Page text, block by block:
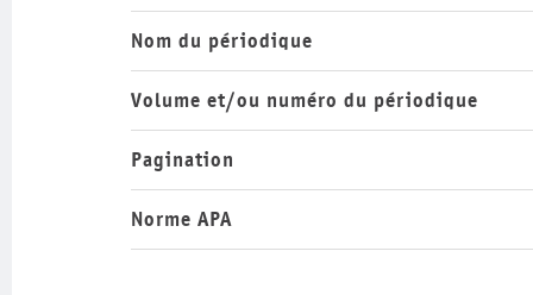
Nom du périodique
Volume et/ou numéro du périodique
Pagination
Norme APA